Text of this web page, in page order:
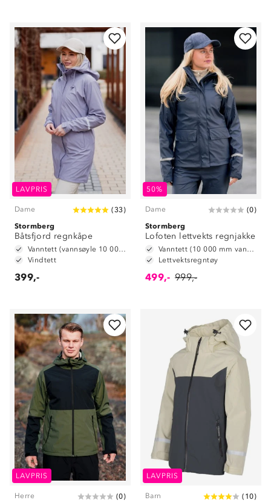
LAVPRIS
Dame (33)
Stormberg
Båtsfjord regnkåpe
Vanntett (vannsøyle 10 000 mm)
Vindtett
399,-
50%
Dame (0)
Stormberg
Lofoten lettvekts regnjakke
Vanntett (10 000 mm vannsøyle)
Lettvektsregntøy
499,- 999,-
LAVPRIS
Herre (0)
LAVPRIS
Barn ( 10)